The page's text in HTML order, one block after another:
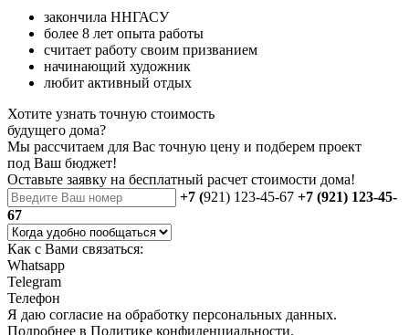
закончила ННГАСУ
более 8 лет опыта работы
считает работу своим призванием
начинающий художник
любит активный отдых
Хотите узнать точную стоимость
будущего дома?
Мы рассчитаем для Вас точную цену и подберем проект
под Ваш бюджет!
Оставьте заявку на бесплатный расчет стоимости дома!
+7 (921) 123-45-67 +7 (921) 123-45-
67
Как с Вами связаться:
Whatsapp
Telegram
Телефон
Я даю согласие на обработку персональных данных.
Подробнее в Политике конфиденциальности.